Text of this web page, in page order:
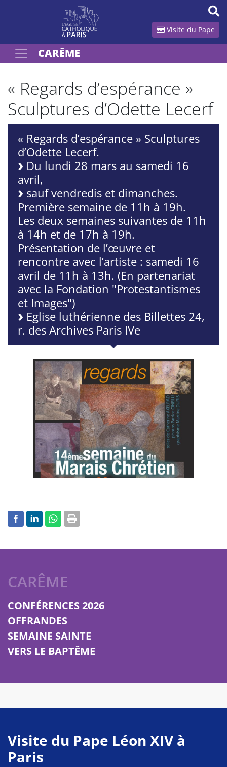
Visite du Pape
Votre recherche
CARÊME
« Regards d’espérance »
Sculptures d’Odette Lecerf
« Regards d’espérance » Sculptures
d’Odette Lecerf.
Du lundi 28 mars au samedi 16
avril,
sauf vendredis et dimanches.
Première semaine de 11h à 19h.
Les deux semaines suivantes de 11h
à 14h et de 17h à 19h.
Présentation de l’œuvre et
rencontre avec l’artiste : samedi 16
avril de 11h à 13h. (En partenariat
avec la Fondation "Protestantismes
et Images")
Eglise luthérienne des Billettes 24,
r. des Archives Paris IVe
CARÊME
CONFÉRENCES 2026
OFFRANDES
SEMAINE SAINTE
VERS LE BAPTÊME
Visite du Pape Léon XIV à
Paris
Panneau de gestion des cookies